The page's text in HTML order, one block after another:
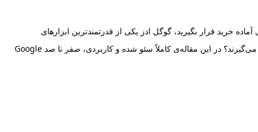
خرید قرار بگیرید، گوگل ادز یکی از قدرتمندترین ابزارهای
بازاریابی دیجیتال است. اما سؤال اصلی اینجاست: گوگل ادز دقیقاً چیست؟ آیا برای همه کسب‌وکارها سودآور است؟ و چه مشاغلی بیشترین بازده را از آن می‌گیرند؟ در این مقاله‌ی کاملاً سئو شده و کاربردی، صفر تا صد Google